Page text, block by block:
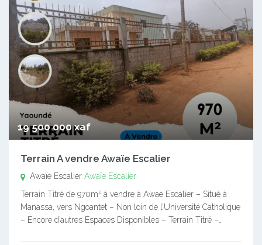
19 500 000 xaf
Terrain A vendre Awaïe Escalier
Awaïe Escalier Awaïe Escalier
Terrain Titré de 970m² à vendre à Awae Escalier – Situé à
Manassa, vers Ngoantet – Non loin de l’Université Catholique
– Encore d’autres Espaces Disponibles – Terrain Titré –…